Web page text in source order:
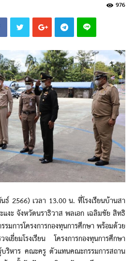
976
เวลา 13.00 น. ที่โรงเรียนบ้านสา
แงะ จังหวัดนราธิวาส พลเอก เฉลิมชัย สิทธิ
มการโครงการกองทุนการศึกษา พร้อมด้วย
ยี่ยมโรงเรียน โครงการกองทุนการศึกษา
หาร คณะครู ตัวแทนคณะกรรมการสถาน